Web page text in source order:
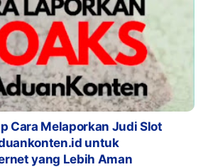
Cara Melaporkan Judi Slot
untuk
yang Lebih Aman